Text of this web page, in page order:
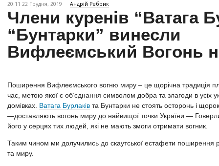
20:11 22 Грудня, 2019 Андрій Ребрик
Члени куренів “Ватага
“Бунтарки” винесли
Вифлеємський Вогонь
Поширення Вифлеємського вогню миру – це щорічна традиція
час, метою якої є об’єднання символом добра та злагоди в усіх
домівках. Ватага Бурлаків та Бунтарки не стоять осторонь і
—доставляють вогонь миру до найвищої точки України —
його у серцях тих людей, які не мають змоги отримати вогник.
Таким чином ми долучились до скаутської естафети поширення
та миру.